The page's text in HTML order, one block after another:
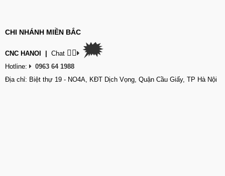
CHI NHÁNH MIỀN BẮC
CNC HANOI Chat 👉🏽 🗯
Hotline:
0963 64 1988
Địa chỉ: Biệt thự 19 - NO4A, KĐT Dịch Vọng, Quận Cầu Giấy, TP Hà Nội